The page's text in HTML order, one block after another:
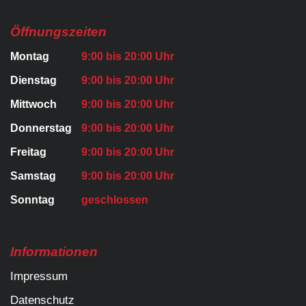
Öffnungszeiten
Montag 9:00 bis 20:00 Uhr
Dienstag 9:00 bis 20:00 Uhr
Mittwoch 9:00 bis 20:00 Uhr
Donnerstag 9:00 bis 20:00 Uhr
Freitag 9:00 bis 20:00 Uhr
Samstag 9:00 bis 20:00 Uhr
Sonntag geschlossen
Informationen
Impressum
Datenschutz